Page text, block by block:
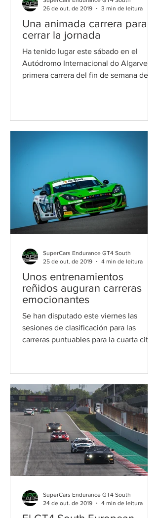
Una animada carrera para
cerrar la jornada
Ha tenido lugar este sábado en el
Autódromo Internacional do Algarve la
primera carrera del fin de semana del
26 de out. de 2019
3 min de leitura
Unos entrenamientos
reñidos auguran carreras
emocionantes
Se han disputado este viernes las
sesiones de clasificación para las
carreras puntuables para la cuarta cita
SuperCars Endurance GT4 South
25 de out. de 2019
4 min de leitura
SuperCars Endurance GT4 South
24 de out. de 2019
4 min de leitura